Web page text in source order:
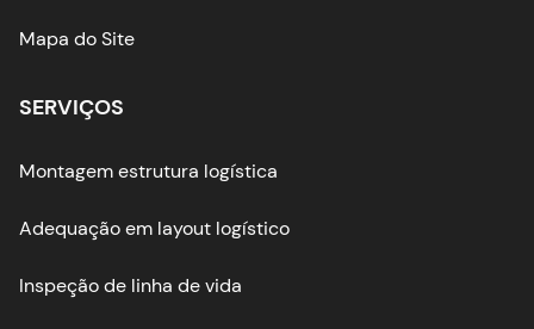
Mapa do Site
SERVIÇOS
Montagem estrutura logística
Adequação em layout logístico
Inspeção de linha de vida